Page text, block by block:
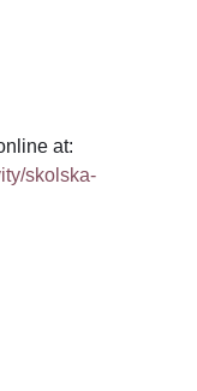
at:
skolska-